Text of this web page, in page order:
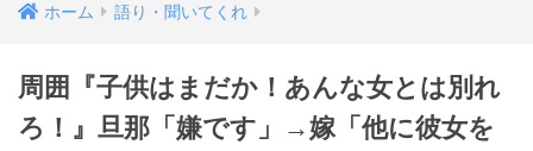
ホーム 語り・聞いてくれ
周囲『子供はまだか！あんな女とは別れ
ろ！』旦那「嫌です」→嫁「他に彼女を